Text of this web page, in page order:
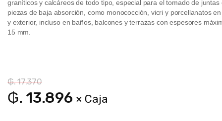
graníticos y calcáreos de todo tipo, especial para el tomado de juntas
piezas de baja absorción, como monococción, vicri y porcellanatos
y exterior, incluso en baños, balcones y terrazas con espesores
15 mm.
₲. 17.370
₲. 13.896 × Caja